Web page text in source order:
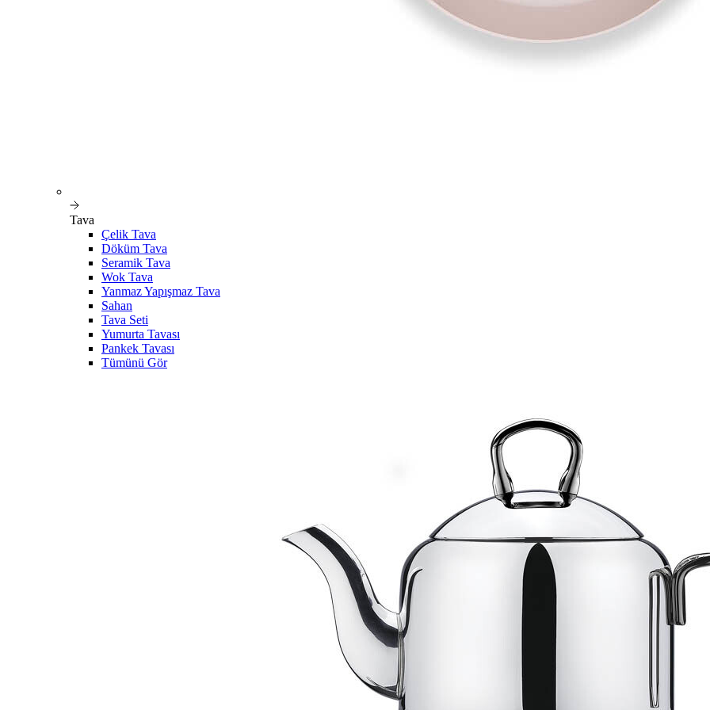
Tava
Çelik Tava
Döküm Tava
Seramik Tava
Wok Tava
Yanmaz Yapışmaz Tava
Sahan
Tava Seti
Yumurta Tavası
Pankek Tavası
Tümünü Gör